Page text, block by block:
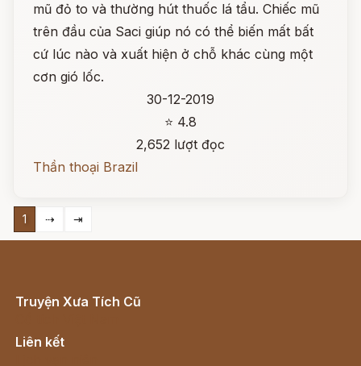
mũ đỏ to và thường hút thuốc lá tẩu. Chiếc mũ
trên đầu của Saci giúp nó có thể biến mất bất
cứ lúc nào và xuất hiện ở chỗ khác cùng một
cơn gió lốc.
30-12-2019
⭐ 4.8
2,652 lượt đọc
Thần thoại Brazil
1 ⇢ ⇥
Truyện Xưa Tích Cũ
Liên kết